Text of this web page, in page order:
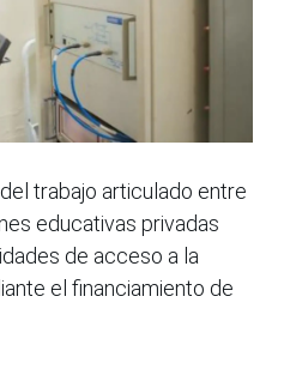
trabajo articulado entre
educativas privadas
de acceso a la
el financiamiento de